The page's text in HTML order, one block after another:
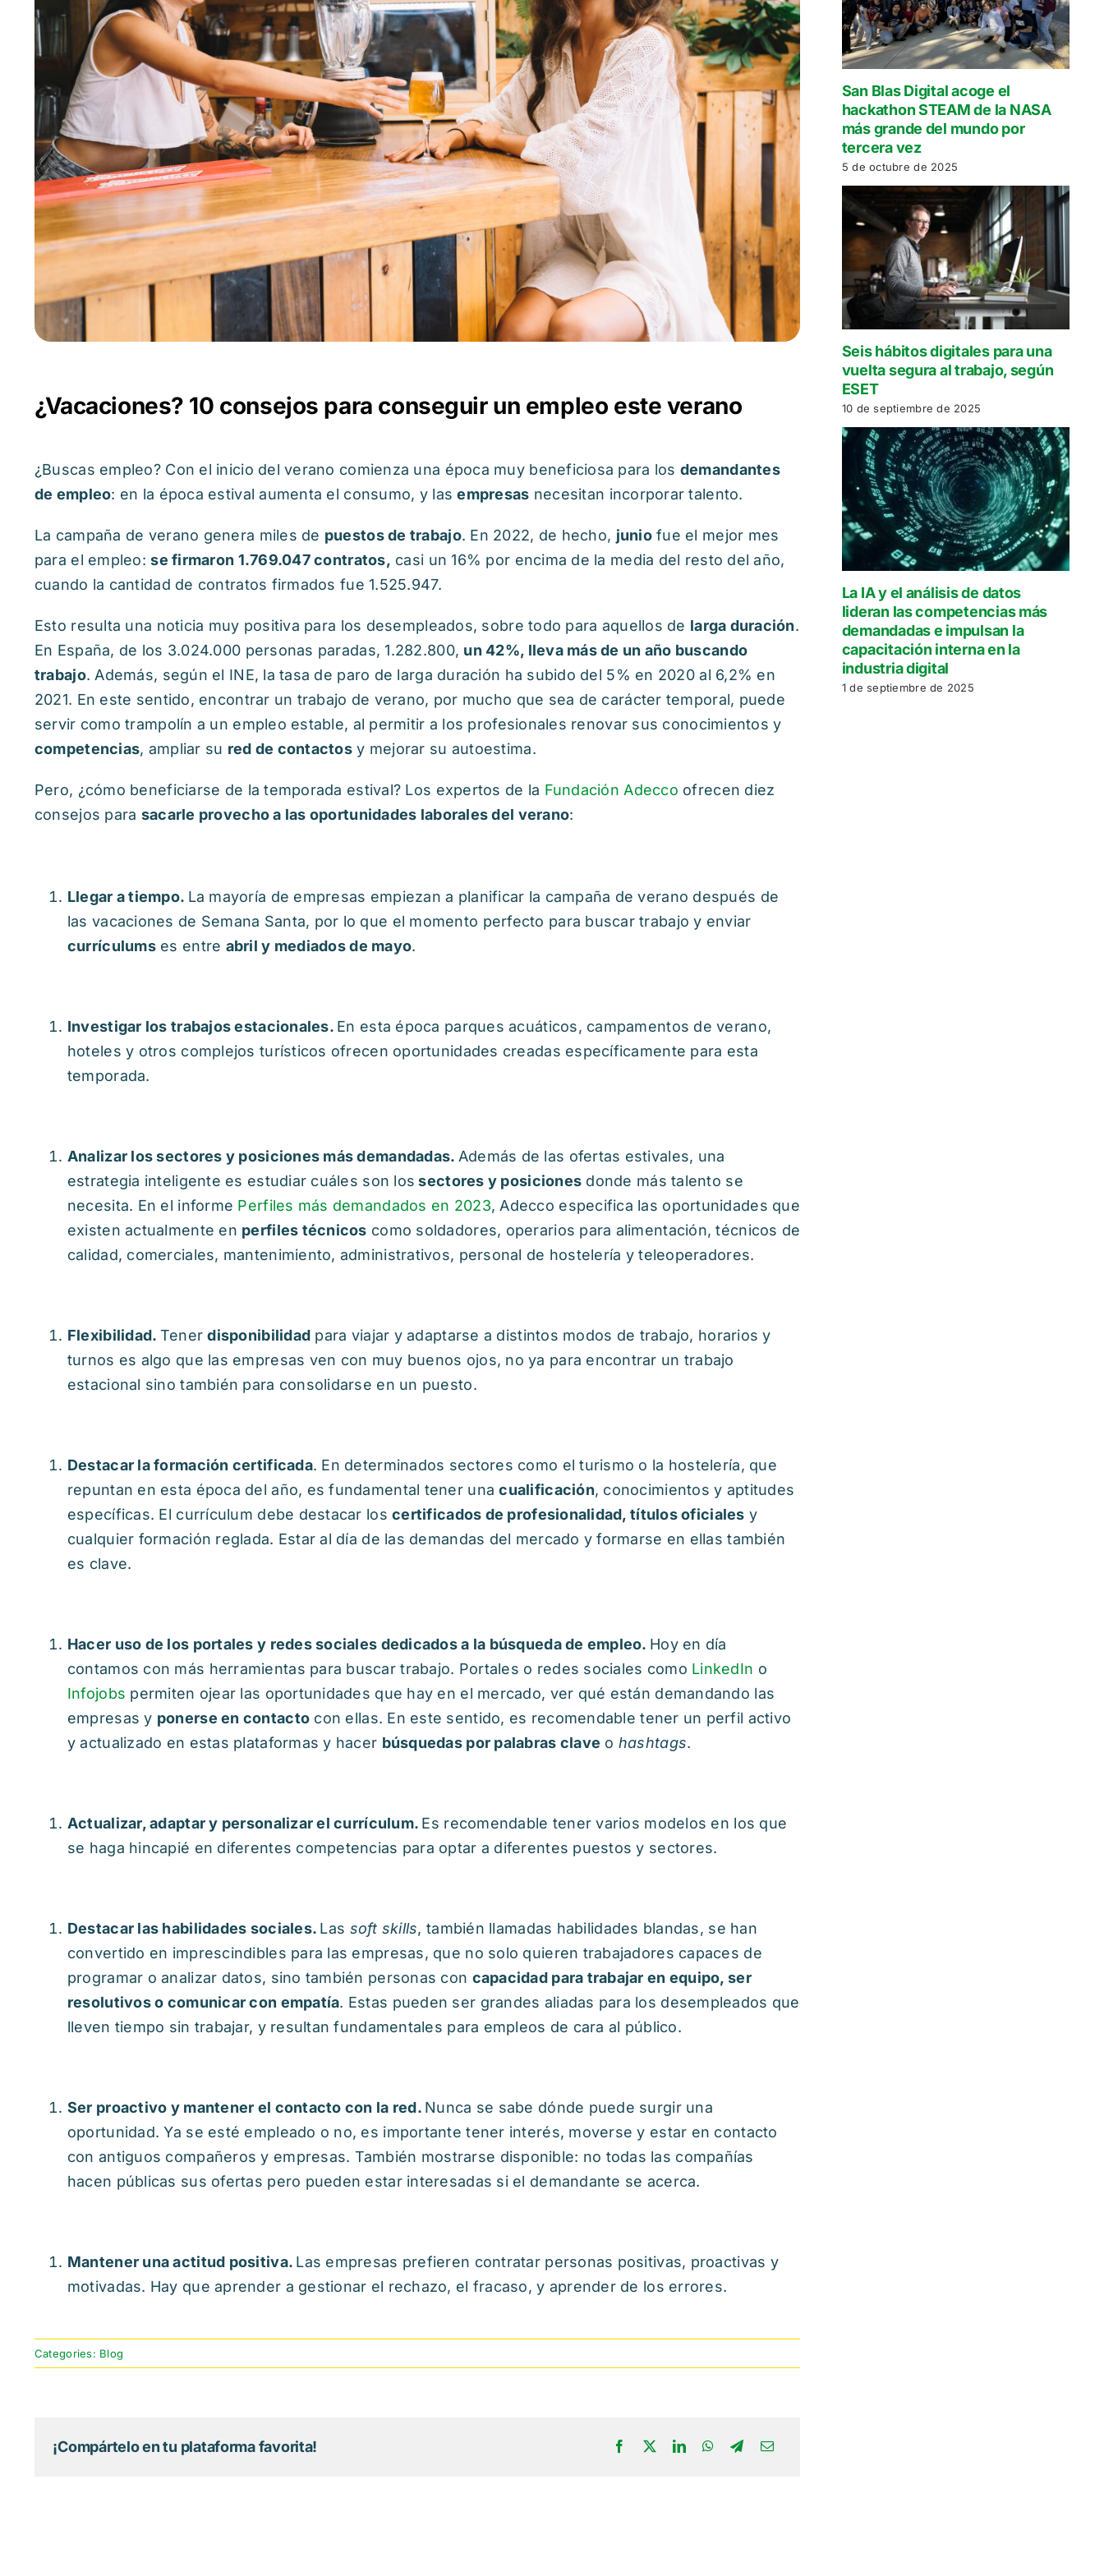
¿Vacaciones? 10 consejos para conseguir un empleo este verano
¿Buscas empleo? Con el inicio del verano comienza una época muy beneficiosa para los demandantes
de empleo: en la época estival aumenta el consumo, y lasempresas necesitan incorporar talento.
La campaña de verano genera miles de puestos de trabajo. En 2022, de hecho, juniofue el mejor mes
para el empleo:se firmaron 1.769.047 contratos, casi un 16% por encima de la media del resto del año,
cuando la cantidad de contratos firmados fue 1.525.947.
Esto resulta una noticia muy positiva para los desempleados, sobre todo para aquellos de larga duración.
En España, de los 3.024.000 personas paradas, 1.282.800, un 42%, lleva más de un año buscando
trabajo. Además, según el INE, la tasa de paro de larga duración ha subido del 5% en 2020 al 6,2% en
2021. En este sentido, encontrar un trabajo de verano, por mucho que sea de carácter temporal, puede
servir como trampolín a un empleo estable, al permitir a los profesionales renovar sus conocimientos y
competencias, ampliar su red de contactos y mejorar su autoestima.
Pero, ¿cómo beneficiarse de la temporada estival? Los expertos de la Fundación Adecco ofrecen diez
consejos para sacarle provecho a las oportunidades laborales del verano:
Llegar a tiempo. La mayoría de empresas empiezan a planificar la campaña de verano después de
las vacaciones de Semana Santa, por lo que el momento perfecto para buscar trabajo y enviar
currículumses entre abril y mediados de mayo.
Investigar los trabajos estacionales. En esta época parques acuáticos, campamentos de verano,
hoteles y otros complejos turísticos ofrecen oportunidades creadas específicamente para esta
temporada.
Analizar los sectores y posiciones más demandadas. Además de las ofertas estivales, una
estrategia inteligente es estudiar cuáles son los sectores y posiciones donde más talento se
necesita. En el informe Perfiles más demandados en 2023, Adecco especifica las oportunidades que
existen actualmente en perfiles técnicos como soldadores, operarios para alimentación, técnicos de
calidad, comerciales, mantenimiento, administrativos, personal de hostelería y teleoperadores.
Flexibilidad. Tenerdisponibilidad para viajar y adaptarse a distintos modos de trabajo, horarios y
turnos es algo que las empresas ven con muy buenos ojos, no ya para encontrar un trabajo
estacional sino también para consolidarse en un puesto.
Destacar la formación certificada. En determinados sectores como el turismo o la hostelería, que
repuntan en esta época del año, es fundamental tener unacualificación, conocimientos y aptitudes
específicas. El currículum debe destacar loscertificados de profesionalidad, títulos oficiales y
cualquier formación reglada. Estar al día de las demandas del mercado y formarse en ellas también
es clave.
Hacer uso de los portales y redes sociales dedicados a la búsqueda de empleo. Hoy en día
contamos con más herramientas para buscar trabajo. Portales o redes sociales como LinkedIn o
Infojobs permiten ojear las oportunidades que hay en el mercado, ver qué están demandando las
empresas y ponerse en contacto con ellas. En este sentido, es recomendable tener un perfil activo
y actualizado en estas plataformas y hacer búsquedas por palabras clave o hashtags.
Actualizar, adaptar y personalizar el currículum. Es recomendable tener varios modelos en los que
se haga hincapié en diferentes competencias para optar a diferentes puestos y sectores.
Destacar las habilidades sociales. Las soft skills, también llamadas habilidades blandas, se han
convertido en imprescindibles para las empresas, que no solo quieren trabajadores capaces de
programar o analizar datos, sino también personas con capacidad para trabajar en equipo, ser
resolutivos o comunicar con empatía. Estas pueden ser grandes aliadas para los desempleados que
lleven tiempo sin trabajar, y resultan fundamentales para empleos de cara al público.
Ser proactivo y mantener el contacto con la red. Nunca se sabe dónde puede surgir una
oportunidad. Ya se esté empleado o no, es importante tener interés, moverse y estar en contacto
con antiguos compañeros y empresas. También mostrarse disponible: no todas las compañías
hacen públicas sus ofertas pero pueden estar interesadas si el demandante se acerca.
Mantener una actitud positiva. Las empresas prefieren contratar personas positivas, proactivas y
motivadas. Hay que aprender a gestionar el rechazo, el fracaso, y aprender de los errores.
Categories: Blog
¡Compártelo en tu plataforma favorita!
San Blas Digital acoge el
hackathon STEAM de la NASA
más grande del mundo por
tercera vez
5 de octubre de 2025
Seis hábitos digitales para una
vuelta segura al trabajo, según
ESET
10 de septiembre de 2025
La IA y el análisis de datos
lideran las competencias más
demandadas e impulsan la
capacitación interna en la
industria digital
1 de septiembre de 2025